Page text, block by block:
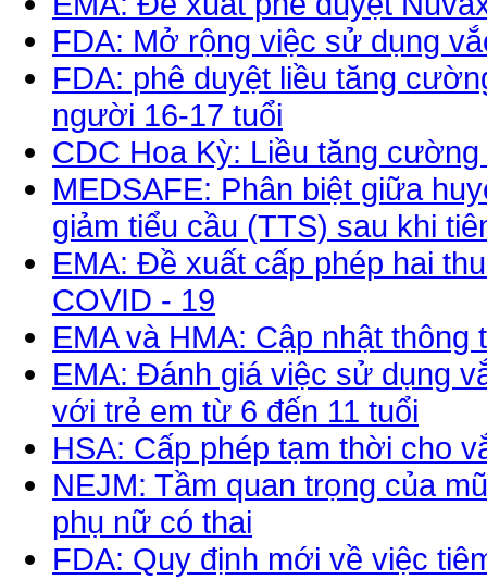
FDA: Mở rộng việc sử dụng
FDA: phê duyệt liều tăng
người 16-17 tuổi
CDC Hoa Kỳ: Liều tăng
MEDSAFE: Phân biệt giữa
giảm tiểu cầu (TTS) sau khi
EMA: Đề xuất cấp phép hai
COVID - 19
EMA và HMA: Cập nhật thông
EMA: Đánh giá việc sử dụng
với trẻ em từ 6 đến 11 tuổi
HSA: Cấp phép tạm thời cho
NEJM: Tầm quan trọng của
phụ nữ có thai
FDA: Quy định mới về việc